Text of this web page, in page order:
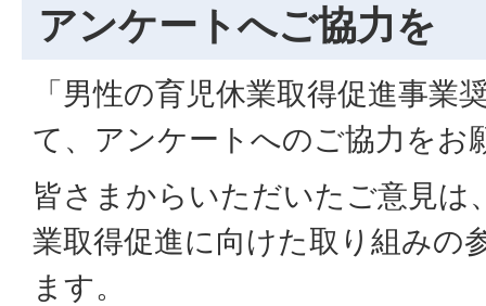
アンケートへご協力を
「男性の育児休業取得促進事業
て、アンケートへのご協力をお
皆さまからいただいたご意見は
業取得促進に向けた取り組みの
ます。